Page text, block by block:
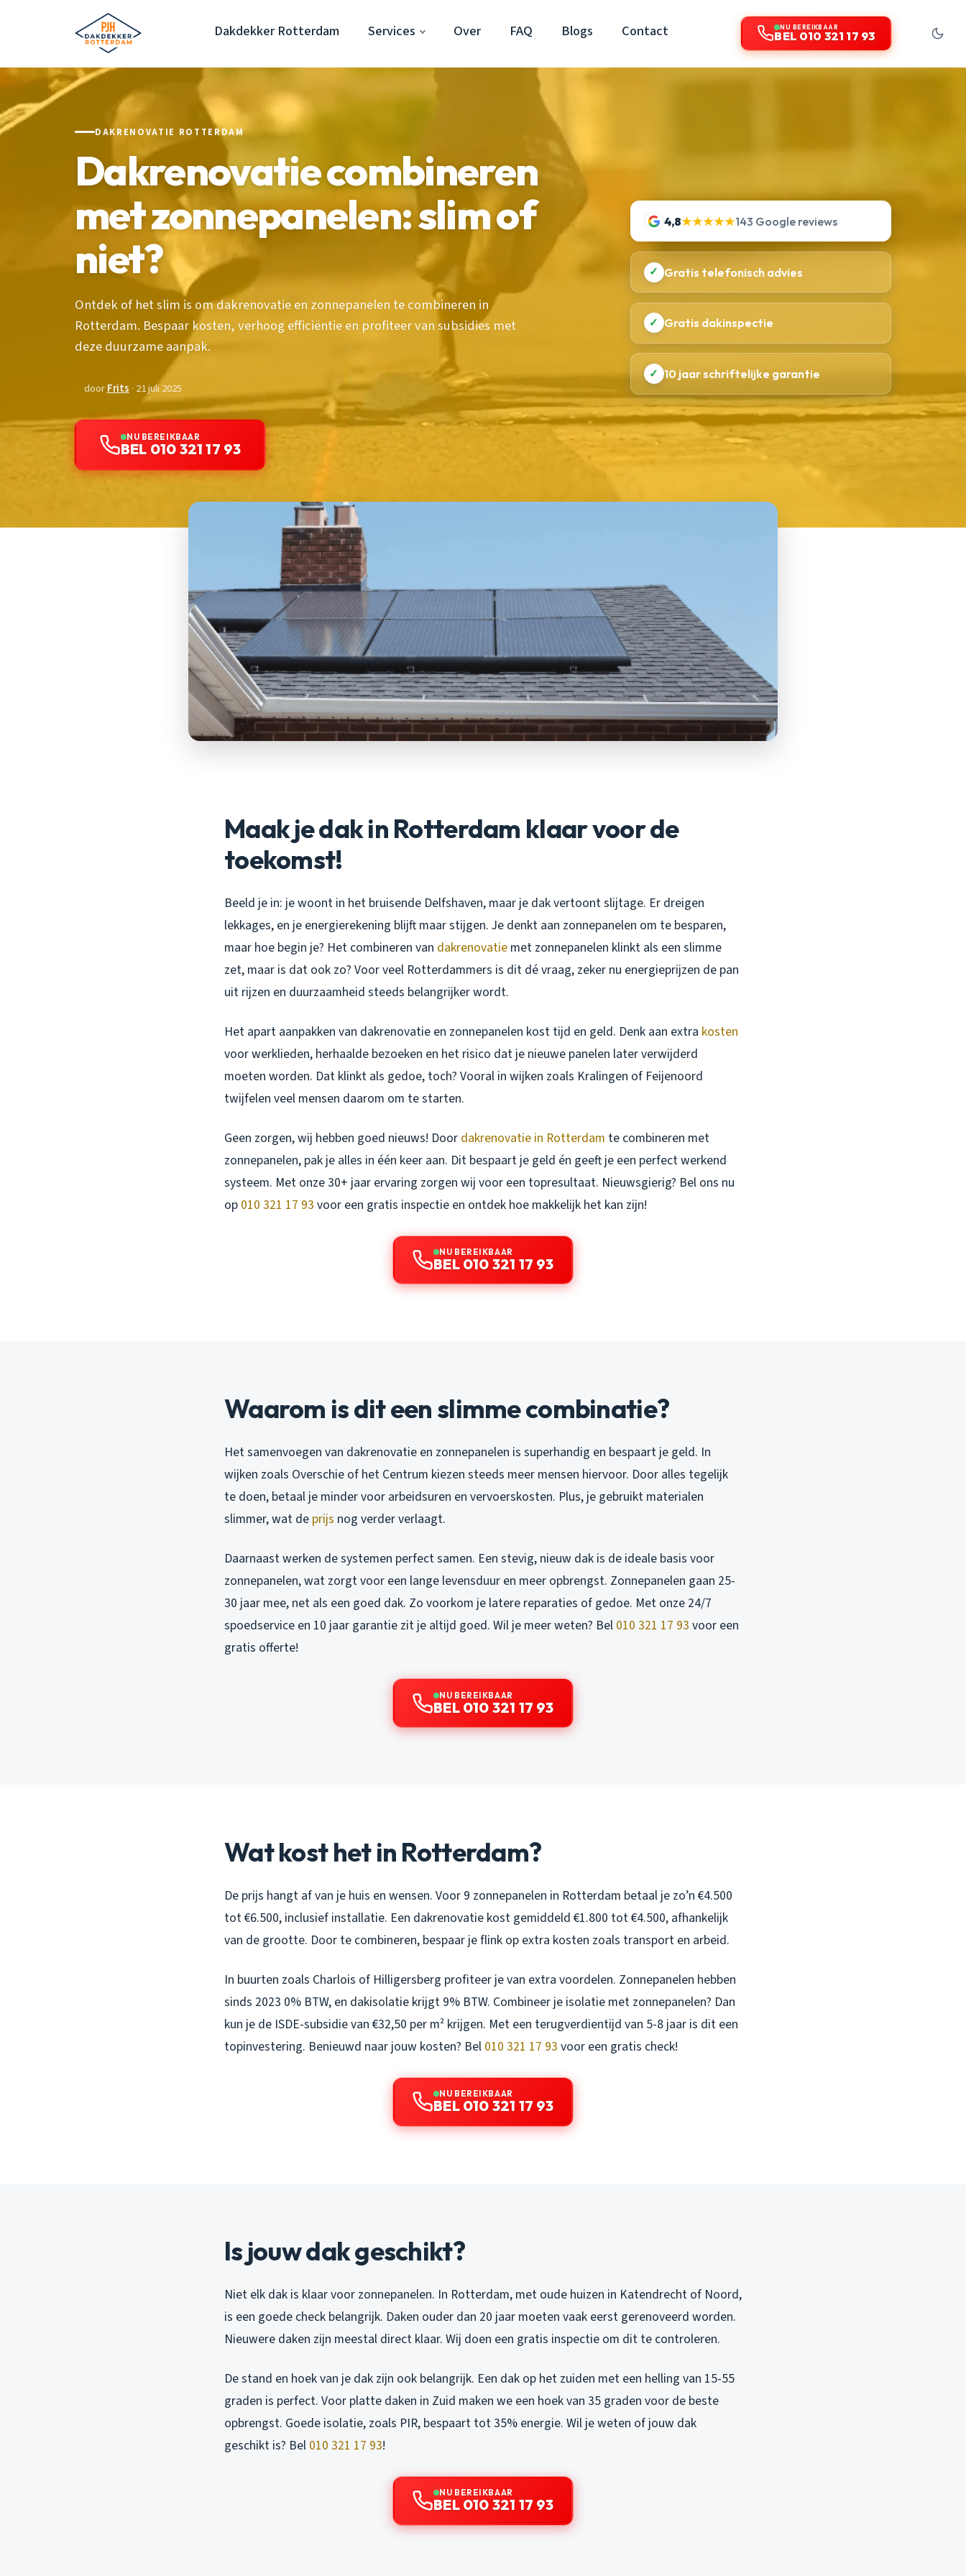
Dakdekker Rotterdam Services Over FAQ Blogs Contact NU BEREIKBAAR
BEL 010 321 17 93
DAKRENOVATIE ROTTERDAM
Dakrenovatie combineren
met zonnepanelen: slim of
niet?
Ontdek of het slim is om dakrenovatie en zonnepanelen te combineren in
Rotterdam. Bespaar kosten, verhoog efficiëntie en profiteer van subsidies met
deze duurzame aanpak.
doorFrits · 21 juli 2025
NU BEREIKBAAR
BEL 010 321 17 93
4,8★★★★★143 Google reviews
✓ Gratis telefonisch advies
✓ Gratis dakinspectie
✓ 10 jaar schriftelijke garantie
Maak je dak in Rotterdam klaar voor de
toekomst!
Beeld je in: je woont in het bruisende Delfshaven, maar je dak vertoont slijtage. Er dreigen
lekkages, en je energierekening blijft maar stijgen. Je denkt aan zonnepanelen om te besparen,
maar hoe begin je? Het combineren van dakrenovatie met zonnepanelen klinkt als een slimme
zet, maar is dat ook zo? Voor veel Rotterdammers is dit dé vraag, zeker nu energieprijzen de pan
uit rijzen en duurzaamheid steeds belangrijker wordt.
Het apart aanpakken van dakrenovatie en zonnepanelen kost tijd en geld. Denk aan extra kosten
voor werklieden, herhaalde bezoeken en het risico dat je nieuwe panelen later verwijderd
moeten worden. Dat klinkt als gedoe, toch? Vooral in wijken zoals Kralingen of Feijenoord
twijfelen veel mensen daarom om te starten.
Geen zorgen, wij hebben goed nieuws! Door dakrenovatie in Rotterdam te combineren met
zonnepanelen, pak je alles in één keer aan. Dit bespaart je geld én geeft je een perfect werkend
systeem. Met onze 30+ jaar ervaring zorgen wij voor een topresultaat. Nieuwsgierig? Bel ons nu
op 010 321 17 93 voor een gratis inspectie en ontdek hoe makkelijk het kan zijn!
NU BEREIKBAAR
BEL 010 321 17 93
Waarom is dit een slimme combinatie?
Het samenvoegen van dakrenovatie en zonnepanelen is superhandig en bespaart je geld. In
wijken zoals Overschie of het Centrum kiezen steeds meer mensen hiervoor. Door alles tegelijk
te doen, betaal je minder voor arbeidsuren en vervoerskosten. Plus, je gebruikt materialen
slimmer, wat de prijs nog verder verlaagt.
Daarnaast werken de systemen perfect samen. Een stevig, nieuw dak is de ideale basis voor
zonnepanelen, wat zorgt voor een lange levensduur en meer opbrengst. Zonnepanelen gaan 25-
30 jaar mee, net als een goed dak. Zo voorkom je latere reparaties of gedoe. Met onze 24/7
spoedservice en 10 jaar garantie zit je altijd goed. Wil je meer weten? Bel 010 321 17 93 voor een
gratis offerte!
NU BEREIKBAAR
BEL 010 321 17 93
Wat kost het in Rotterdam?
De prijs hangt af van je huis en wensen. Voor 9 zonnepanelen in Rotterdam betaal je zo’n €4.500
tot €6.500, inclusief installatie. Een dakrenovatie kost gemiddeld €1.800 tot €4.500, afhankelijk
van de grootte. Door te combineren, bespaar je flink op extra kosten zoals transport en arbeid.
In buurten zoals Charlois of Hilligersberg profiteer je van extra voordelen. Zonnepanelen hebben
sinds 2023 0% BTW, en dakisolatie krijgt 9% BTW. Combineer je isolatie met zonnepanelen? Dan
kun je de ISDE-subsidie van €32,50 per m² krijgen. Met een terugverdientijd van 5-8 jaar is dit een
topinvestering. Benieuwd naar jouw kosten? Bel 010 321 17 93 voor een gratis check!
NU BEREIKBAAR
BEL 010 321 17 93
Is jouw dak geschikt?
Niet elk dak is klaar voor zonnepanelen. In Rotterdam, met oude huizen in Katendrecht of Noord,
is een goede check belangrijk. Daken ouder dan 20 jaar moeten vaak eerst gerenoveerd worden.
Nieuwere daken zijn meestal direct klaar. Wij doen een gratis inspectie om dit te controleren.
De stand en hoek van je dak zijn ook belangrijk. Een dak op het zuiden met een helling van 15-55
graden is perfect. Voor platte daken in Zuid maken we een hoek van 35 graden voor de beste
opbrengst. Goede isolatie, zoals PIR, bespaart tot 35% energie. Wil je weten of jouw dak
geschikt is? Bel 010 321 17 93!
NU BEREIKBAAR
BEL 010 321 17 93